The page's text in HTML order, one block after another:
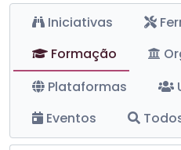
Iniciativas
Formação
Plataformas
Eventos